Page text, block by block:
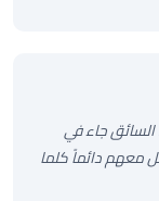
كثيرة). السائق جاء في
معهم دائماً كلما